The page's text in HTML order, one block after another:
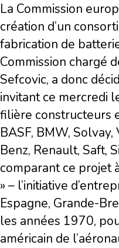
La Commission
création d’un
fabrication de
Commission chargé
Sefcovic, a donc
invitant ce mercredi
filière constructeurs
BASF, BMW,
Benz, Renault, Saft,
comparant ce projet
» – l’initiative
Espagne, Grande-
les années 1970,
américain de